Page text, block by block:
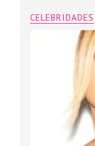
CELEBRIDADES